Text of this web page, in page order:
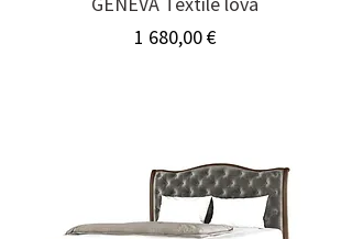
Kaina
1 680,00 €